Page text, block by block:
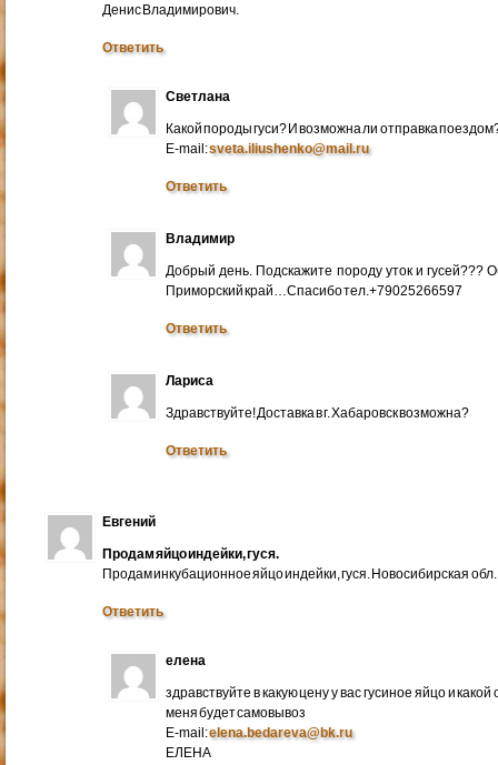
Денис Владимирович.
Ответить
Светлана
Какой породы гуси? И возможна ли отправка
E-mail:sveta.iliushenko@mail.ru
Ответить
Владимир
Добрый день. Подскажите породу уток и гусей???
Приморский край…Спасибо тел.+79025266597
Ответить
Лариса
Здравствуйте! Доставка в г. Хабаровск возможна?
Ответить
Евгений
Продам яйцо индейки, гуся.
Продам инкубационное яйцо индейки, гуся. Новосибирская
Ответить
елена
здравствуйте в какую цену у вас гусиное яйцо и
меня будет самовывоз
E-mail:elena.bedareva@bk.ru
ЕЛЕНА